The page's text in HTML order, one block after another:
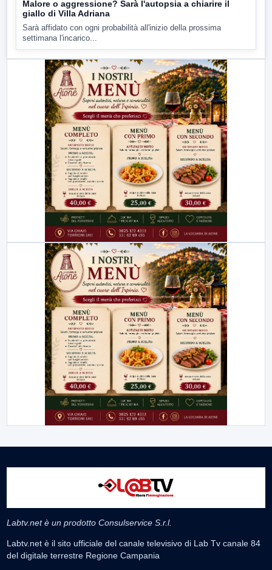
Malore o aggressione? Sarà l'autopsia a chiarire il
giallo di Villa Adriana
Sarà affidato con ogni probabilità all'inizio della prossima
settimana l'incarico...
Labtv.net è un prodotto Consulservice S.r.l.
Labtv.net è il sito ufficiale del canale televisivo di Lab Tv canale 84
del digitale terrestre Regione Campania